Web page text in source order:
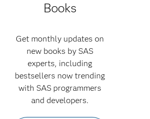
Books
Get monthly updates on
new books by SAS
experts, including
bestsellers now trending
with SAS programmers
and developers.